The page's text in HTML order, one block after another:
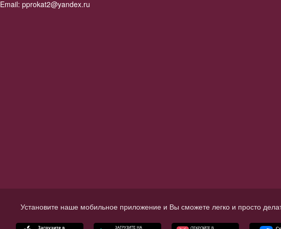
Email: pprokat2@yandex.ru
Установите наше мобильное приложение и Вы сможете легко и просто